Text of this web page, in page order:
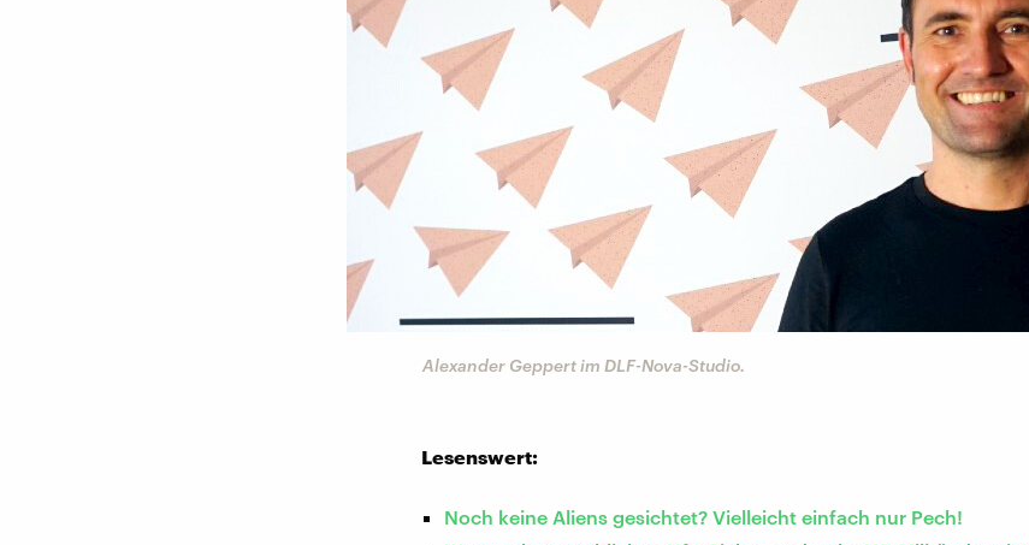
Alexander Geppert im DLF-Nova-Studio.
Lesenswert:
Noch keine Aliens gesichtet? Vielleicht einfach nur Pech!